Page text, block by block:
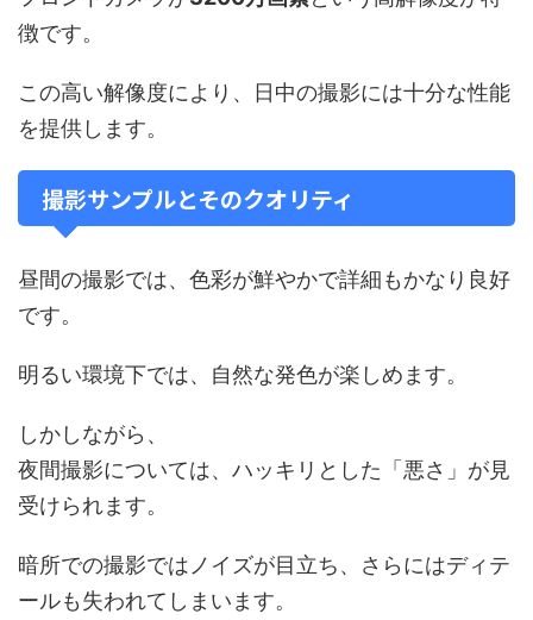
徴です。
この高い解像度により、日中の撮影には十分な性能
を提供します。
撮影サンプルとそのクオリティ
昼間の撮影では、色彩が鮮やかで詳細もかなり良好
です。
明るい環境下では、自然な発色が楽しめます。
しかしながら、
夜間撮影については、ハッキリとした「悪さ」が見
受けられます。
暗所での撮影ではノイズが目立ち、さらにはディテ
ールも失われてしまいます。